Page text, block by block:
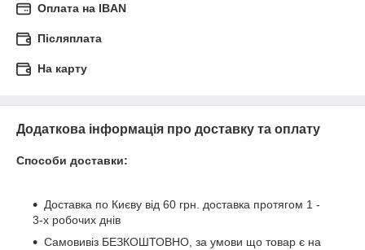
Оплата на IBAN
Післяплата
На карту
Додаткова інформація про доставку та оплату
Способи доставки:
Доставка по Києву від 60 грн. доставка протягом 1 -
3-х робочих днів
Самовивіз БЕЗКОШТОВНО, за умови що товар є на